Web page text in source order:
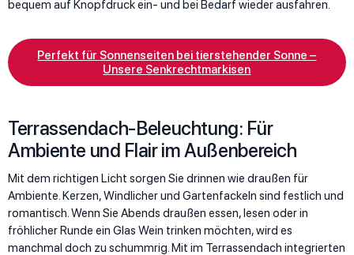
bequem auf Knopfdruck ein- und bei Bedarf wieder ausfahren.
Perfekt für Sonnenseiten bei tierstehender Sonne –
Unsere Senkrechtmarkisen
Terrassendach-Beleuchtung: Für
Ambiente und Flair im Außenbereich
Mit dem richtigen Licht sorgen Sie drinnen wie draußen für
Ambiente. Kerzen, Windlicher und Gartenfackeln sind festlich und
romantisch. Wenn Sie Abends draußen essen, lesen oder in
fröhlicher Runde ein Glas Wein trinken möchten, wird es
manchmal doch zu schummrig. Mit im Terrassendach integrierten